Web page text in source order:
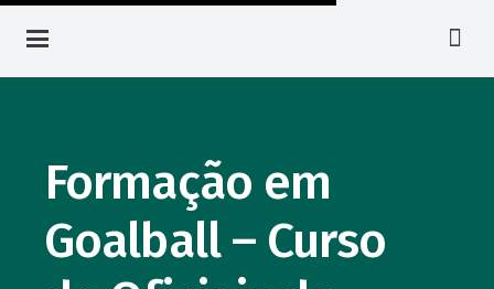
Formação em
Goalball – Curso